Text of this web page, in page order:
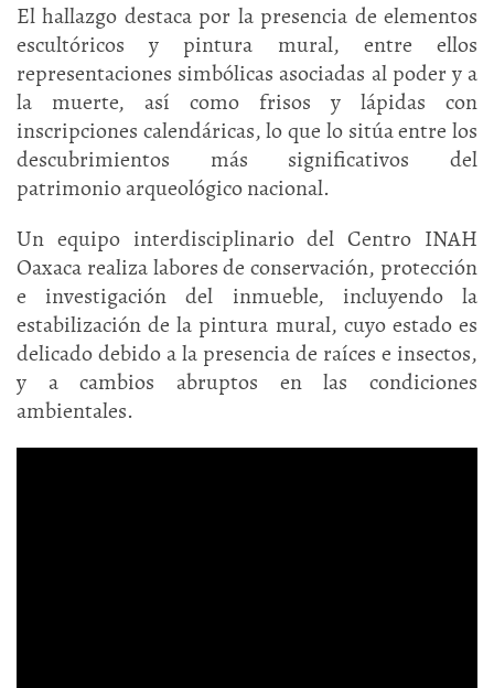
El hallazgo destaca por la presencia de elementos
escultóricos y pintura mural, entre ellos
representaciones simbólicas asociadas al poder y a
la muerte, así como frisos y lápidas con
inscripciones calendáricas, lo que lo sitúa entre los
descubrimientos más significativos del
patrimonio arqueológico nacional.
Un equipo interdisciplinario del Centro INAH
Oaxaca realiza labores de conservación, protección
e investigación del inmueble, incluyendo la
estabilización de la pintura mural, cuyo estado es
delicado debido a la presencia de raíces e insectos,
y a cambios abruptos en las condiciones
ambientales.